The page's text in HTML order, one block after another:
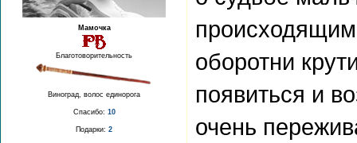
Мамочка
Благотоворительность
Виноград, волос единорога
Спасибо: 10
Подарки: 2
происходящим
оборотни
появиться и
очень